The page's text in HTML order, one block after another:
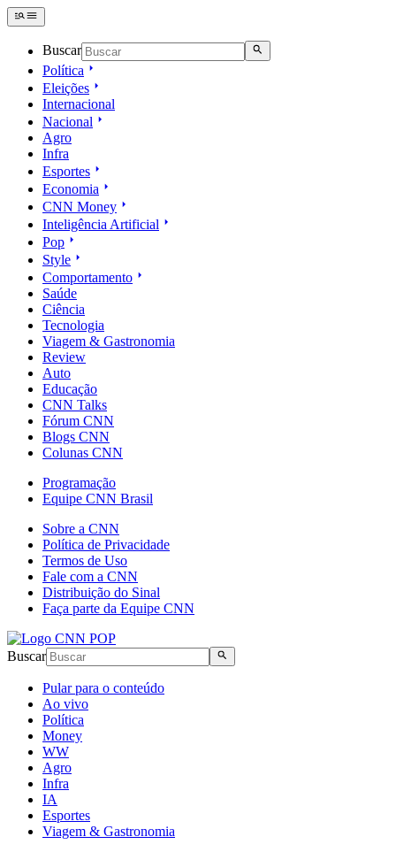
Buscar
Política
Eleições
Internacional
Nacional
Agro
Infra
Esportes
Economia
CNN Money
Inteligência Artificial
Pop
Style
Comportamento
Saúde
Ciência
Tecnologia
Viagem & Gastronomia
Review
Auto
Educação
CNN Talks
Fórum CNN
Blogs CNN
Colunas CNN
Programação
Equipe CNN Brasil
Sobre a CNN
Política de Privacidade
Termos de Uso
Fale com a CNN
Distribuição do Sinal
Faça parte da Equipe CNN
Buscar
Pular para o conteúdo
Ao vivo
Política
Money
WW
Agro
Infra
IA
Esportes
Viagem & Gastronomia